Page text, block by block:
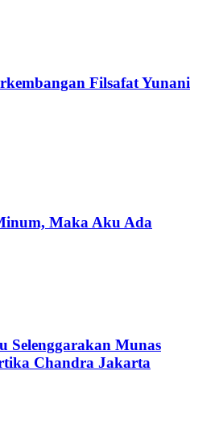
Filsafat Yunani
Maka Aku Ada
Selenggarakan Munas
Chandra Jakarta